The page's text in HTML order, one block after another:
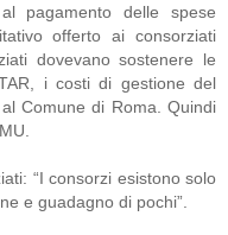
pagamento delle spese
offerto ai consorziati
dovevano sostenere le
i costi di gestione del
Comune di Roma. Quindi
“I consorzi esistono solo
e guadagno di pochi”.